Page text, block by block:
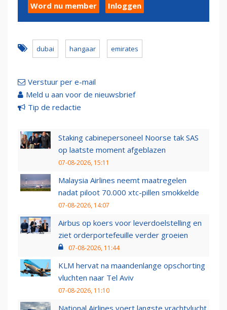
Word nu member Inloggen
dubai hangaar emirates
Verstuur per e-mail
Meld u aan voor de nieuwsbrief
Tip de redactie
Staking cabinepersoneel Noorse tak SAS
op laatste moment afgeblazen
07-08-2026, 15:11
Malaysia Airlines neemt maatregelen
nadat piloot 70.000 xtc-pillen smokkelde
07-08-2026, 14:07
Airbus op koers voor leverdoelstelling en
ziet orderportefeuille verder groeien
07-08-2026, 11:44
KLM hervat na maandenlange opschorting
vluchten naar Tel Aviv
07-08-2026, 11:10